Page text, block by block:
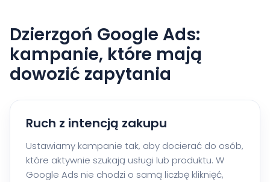
Dzierzgoń Google Ads:
kampanie, które mają
dowozić zapytania
Ruch z intencją zakupu
Ustawiamy kampanie tak, aby docierać do osób,
które aktywnie szukają usługi lub produktu. W
Google Ads nie chodzi o samą liczbę kliknięć,